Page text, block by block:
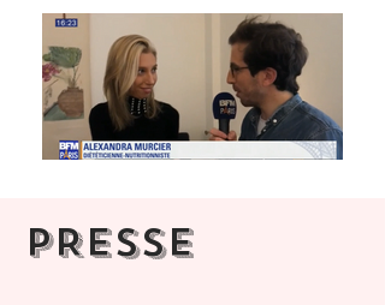
PRESSE